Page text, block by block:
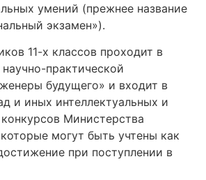
умений (прежнее название
экзамен»).
11-х классов проходит в
практической
будущего» и входит в
и иных интеллектуальных и
Министерства
могут быть учтены как
при поступлении в